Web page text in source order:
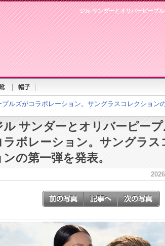
ジル サンダーとオリバーピープ
ルズがコラボレーション。サングラスコレクション
ル サンダーとオリバーピー
ラボレーション。サングラス
ンの第一弾を発表。
2026